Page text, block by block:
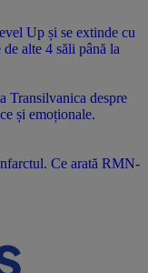
Up și se extinde cu
alte 4 săli până la
Transilvanica despre
și emoționale.
Ce arată RMN-